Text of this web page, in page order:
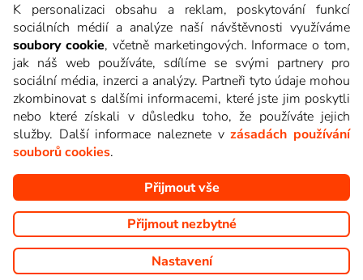
Copyright © goNET s.r.o. Na tomto webu jsou zobrazovány
obrázky z pořadů TV stanic, které můžete sledovat v Lepší.TV.
K personalizaci obsahu a reklam, poskytování funkcí
sociálních médií a analýze naší návštěvnosti využíváme
soubory cookie, včetně marketingových. Informace o tom,
jak náš web používáte, sdílíme se svými partnery pro
sociální média, inzerci a analýzy. Partneři tyto údaje mohou
zkombinovat s dalšími informacemi, které jste jim poskytli
nebo které získali v důsledku toho, že používáte jejich
služby. Další informace naleznete vzásadách používání
souborů cookies.
Přijmout vše
Přijmout nezbytné
Nastavení